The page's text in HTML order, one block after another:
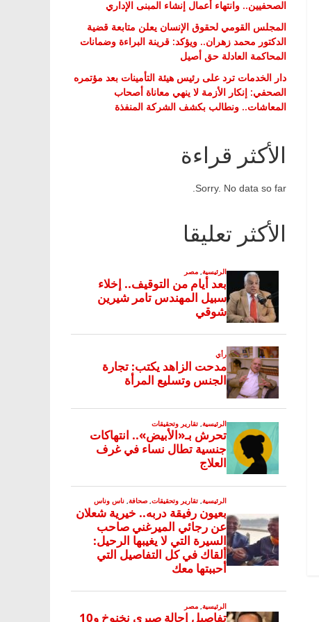
الصحفيين.. وانتهاء أعمال إنشاء المبنى الإداري
المجلس القومي لحقوق الإنسان يعلن متابعة قضية
الدكتور محمد زهران.. ويؤكد: قرينة البراءة وضمانات
المحاكمة العادلة حق أصيل
دار الخدمات ترد على رئيس هيئة التأمينات بعد مؤتمره
الصحفي: إنكار الأزمة لا ينهي معاناة أصحاب
المعاشات.. ونطالب بكشف الشركة المنفذة
الأكثر قراءة
Sorry. No data so far.
الأكثر تعليقا